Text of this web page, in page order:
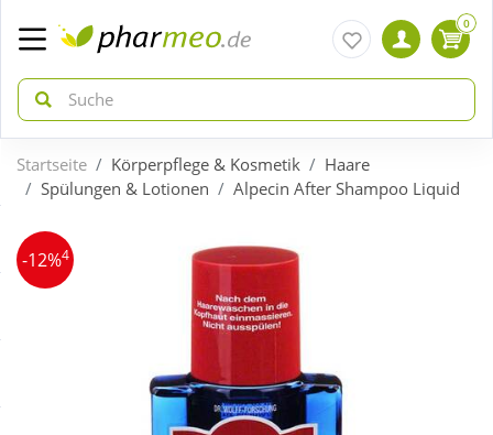
zurück
ÜBERSICHT AKTIONEN
zurück
ÜBERSICHT KATEGORIEN
0
Startseite Körperpflege & Kosmetik
Haare
Spülungen & Lotionen
Alpecin After Shampoo Liquid
-12%4